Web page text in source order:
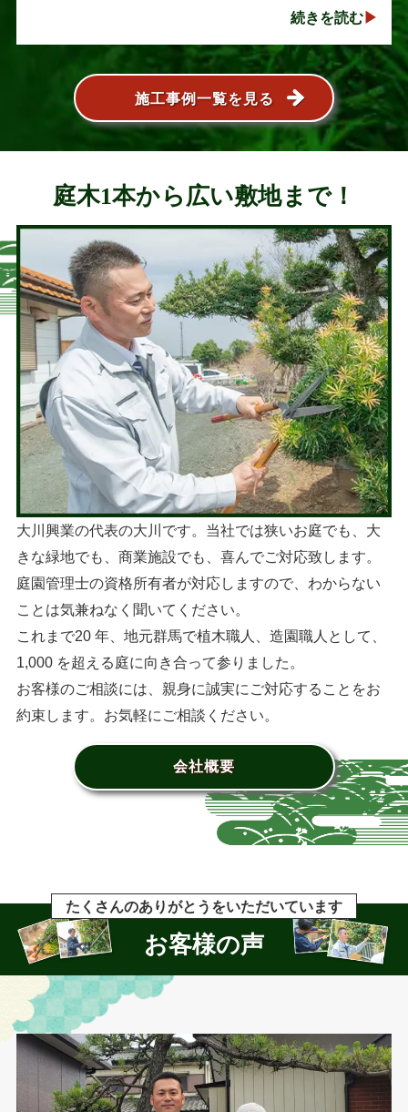
続きを読む
施工事例一覧を見る
庭木1本から広い敷地まで！
大川興業の代表の大川です。当社では狭いお庭でも、大
きな緑地でも、商業施設でも、喜んでご対応致します。
庭園管理士の資格所有者が対応しますので、わからない
ことは気兼ねなく聞いてください。
これまで20 年、地元群馬で植木職人、造園職人として、
1,000 を超える庭に向き合って参りました。
お客様のご相談には、親身に誠実にご対応することをお
約束します。お気軽にご相談ください。
会社概要
たくさんのありがとうをいただいています
お客様の声